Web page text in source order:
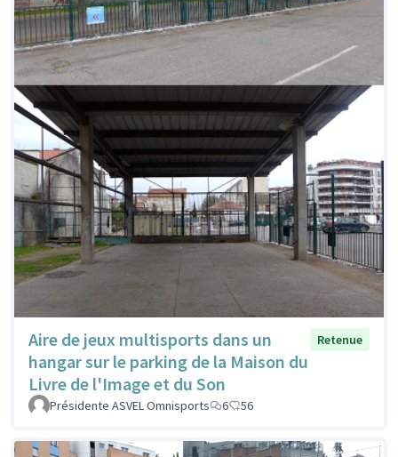
Aire de jeux multisports dans un
hangar sur le parking de la Maison du
Livre de l'Image et du Son
Retenue
Présidente ASVEL Omnisports 6 56